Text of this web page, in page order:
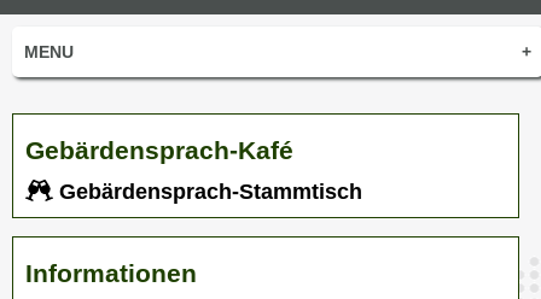
+
MENU
Gebärdensprach-Kafé
Gebärdensprach-Stammtisch
Informationen